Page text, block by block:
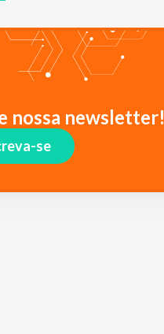
nossa newsletter!
se